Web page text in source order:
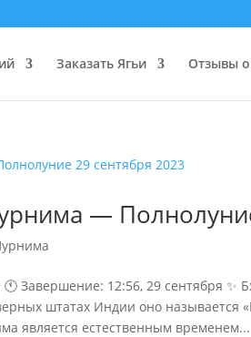
Заказать Ягьи Отзывы о
—
🕚 Завершение: 12:56, 29 сентября
штатах Индии оно
является естественным временем...